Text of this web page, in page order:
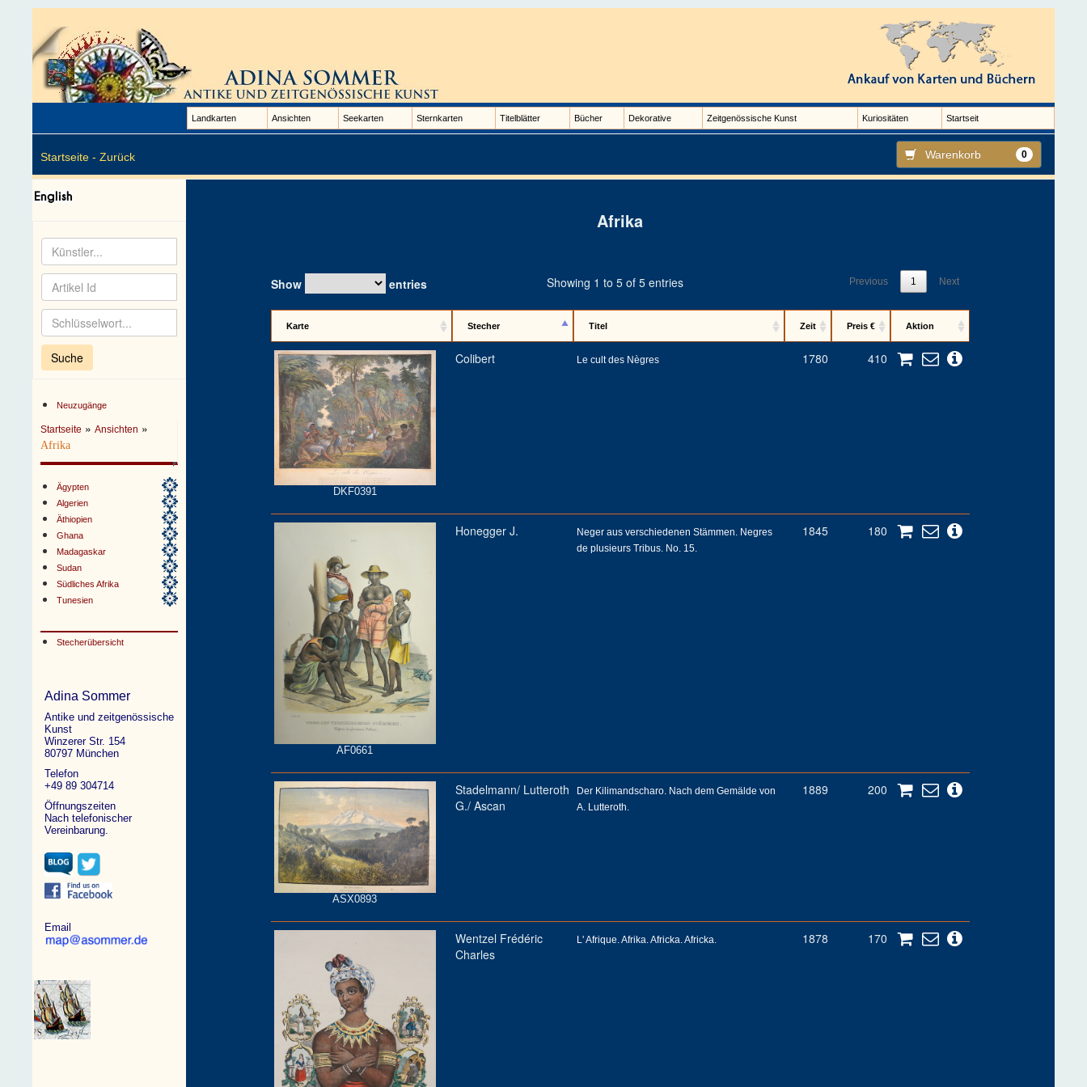
Landkarten Ansichten Seekarten Sternkarten Titelblätter Bücher Dekorative Zeitgenössische Kunst Kuriositäten Startseit
Startseite - Zurück Warenkorb 0
Neuzugänge
Startseite »Ansichten »
Afrika
Ägypten
Algerien
Äthiopien
Ghana
Madagaskar
Sudan
Südliches Afrika
Tunesien
Stecherübersicht
Adina Sommer
Antike und zeitgenössische
Kunst
Winzerer Str. 154
80797 München
Telefon
+49 89 304714
Öffnungszeiten
Nach telefonischer
Vereinbarung.
Email
Afrika
Show entries Showing 1 to 5 of 5 entries Previous 1 Next
Karte Stecher Titel Zeit Preis € Aktion
DKF0391
Colibert Le cult des Nègres 1780 410
AF0661
Honegger J.
Neger aus verschiedenen Stämmen. Negres
de plusieurs Tribus. No. 15.
1845 180
ASX0893
Stadelmann/ Lutteroth
G./ Ascan
Der Kilimandscharo. Nach dem Gemälde von
A. Lutteroth.
1889 200
Wentzel Frédéric
Charles
L' Afrique. Afrika. Africka. Africka. 1878 170